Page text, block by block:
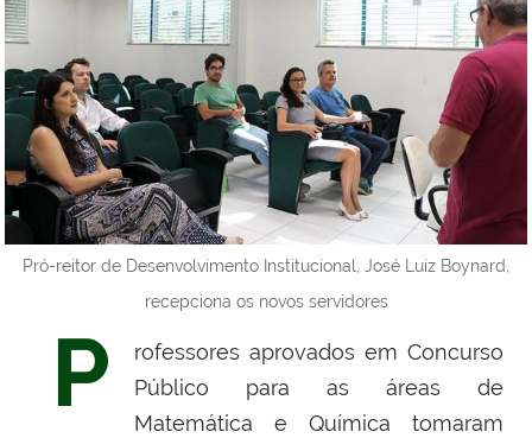
Pró-reitor de Desenvolvimento Institucional, José Luiz Boynard,
recepciona os novos servidores
P
rofessores aprovados em Concurso
Público para as áreas de
Matemática e Química tomaram